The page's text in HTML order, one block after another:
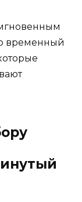
временный